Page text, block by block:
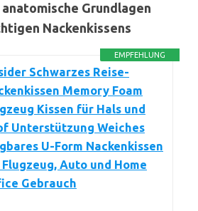
Grundlagen
Nackenkissens
EMPFEHLUNG
Schwarzes Reise-
Memory Foam
Kissen für Hals und
Unterstützung Weiches
U-Form Nackenkissen
Auto und Home
Gebrauch